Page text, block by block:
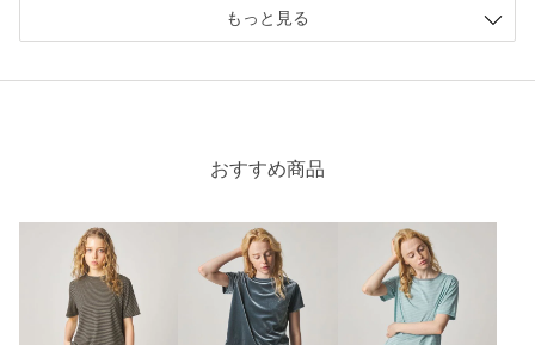
身長：160cm
※レビューは、個人の主観による感想・体感によるもので、商品の効果や性
能を保証するものではありません。
もっと見る
おすすめ商品